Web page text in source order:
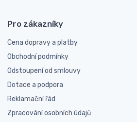
Pro zákazníky
Cena dopravy a platby
Obchodní podmínky
Odstoupení od smlouvy
Dotace a podpora
Reklamační řád
Zpracování osobních údajů